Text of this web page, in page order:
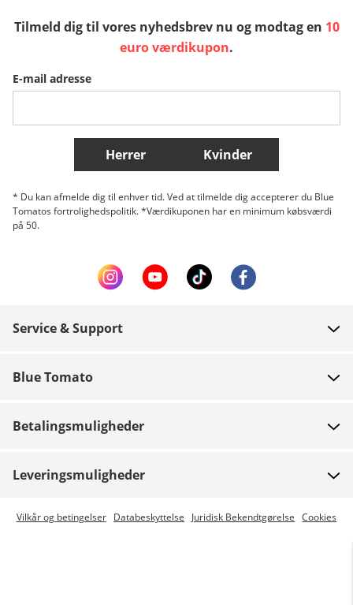
Slovenija
Belgique (Français) Danmark Norge
Flere lande
Tilmeld dig til vores nyhedsbrev nu og modtag en 10
euro værdikupon.
E-mail adresse
Herrer Kvinder
* Du kan afmelde dig til enhver tid. Ved at tilmelde dig accepterer du Blue
Tomatos fortrolighedspolitik. *Værdikuponen har en minimum købsværdi
på 50.
Service & Support
Betaling
Retur
Track din ordre
Blue Tomato
Blue World
Betalingsmuligheder
Leveringsmuligheder
Express levering er mulig
Vilkår og betingelser Databeskyttelse Juridisk Bekendtgørelse Cookies